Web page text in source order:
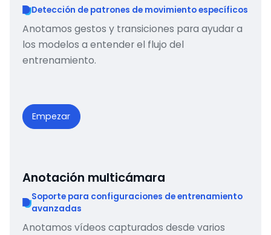
Detección de patrones de movimiento específicos
Anotamos gestos y transiciones para ayudar a
los modelos a entender el flujo del
entrenamiento.
Empezar
Anotación multicámara
Soporte para configuraciones de entrenamiento
avanzadas
Anotamos vídeos capturados desde varios